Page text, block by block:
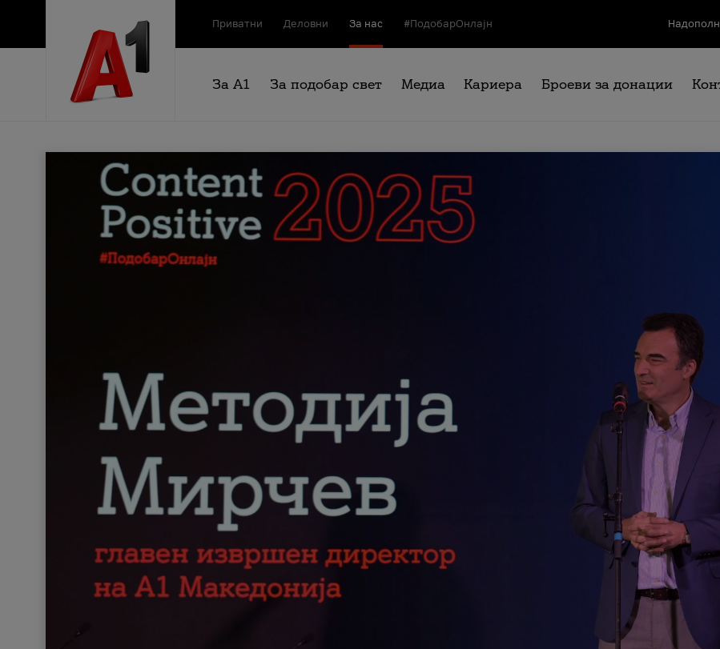
Приватни Деловни За нас #ПодобарОнлајн
За А1 За подобар свет Медиа Кариера Броеви за донации